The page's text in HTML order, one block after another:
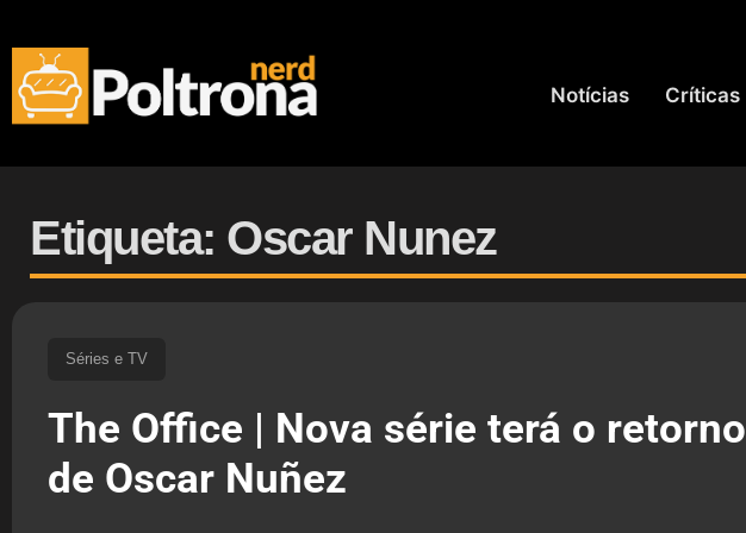
Notícias Críticas
Etiqueta: Oscar Nunez
Séries e TV
The Office | Nova série terá o retorno
de Oscar Nuñez